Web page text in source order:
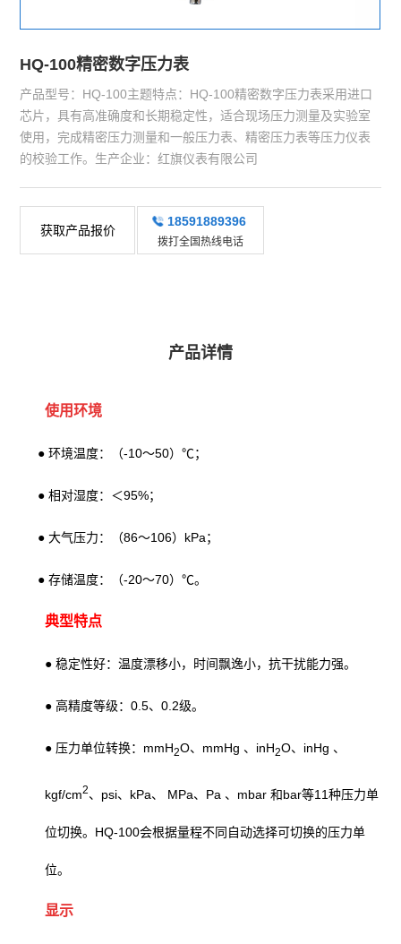
HQ-100精密数字压力表
产品型号：HQ-100主题特点：HQ-100精密数字压力表采用进口
芯片，具有高准确度和长期稳定性，适合现场压力测量及实验室
使用，完成精密压力测量和一般压力表、精密压力表等压力仪表
的校验工作。生产企业：红旗仪表有限公司
获取产品报价
18591889396
拨打全国热线电话
产品详情
使用环境
● 环境温度：（-10～50）℃；
● 相对湿度：＜95%；
●大气压力：（86～106）kPa；
●存储温度：（-20～70）℃。
典型特点
● 稳定性好：温度漂移小，时间飘逸小，抗干扰能力强。
● 高精度等级：0.5、0.2级。
● 压力单位转换：mmH2O、mmHg 、inH2O、inHg 、
kgf/cm2、psi、kPa、 MPa、Pa 、mbar 和bar等11种压力单
位切换。HQ-100会根据量程不同自动选择可切换的压力单
位。
显示